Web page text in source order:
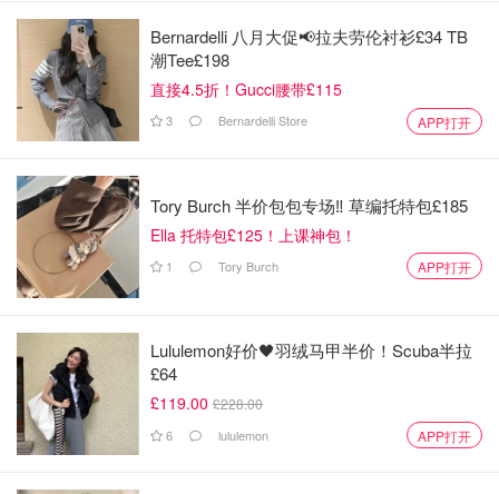
Bernardelli 八月大促📢拉夫劳伦衬衫£34 TB
潮Tee£198
直接4.5折！Gucci腰带£115
3 Bernardelli Store APP打开
Tory Burch 半价包包专场‼️ 草编托特包£185
Ella 托特包£125！上课神包！
1 Tory Burch APP打开
Lululemon好价🖤羽绒马甲半价！Scuba半拉
£64
£119.00 £228.00
6 lululemon APP打开